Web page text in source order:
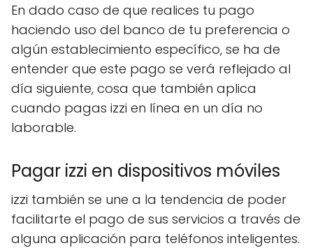
En dado caso de que realices tu pago
haciendo uso del banco de tu preferencia o
algún establecimiento específico, se ha de
entender que este pago se verá reflejado al
día siguiente, cosa que también aplica
cuando pagas izzi en línea en un día no
laborable.
Pagar izzi en dispositivos móviles
izzi también se une a la tendencia de poder
facilitarte el pago de sus servicios a través de
alguna aplicación para teléfonos inteligentes.